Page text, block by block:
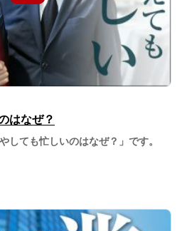
はなぜ？
しても忙しいのはなぜ？」です。